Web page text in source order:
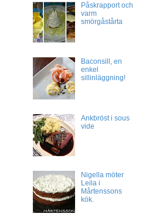
Påskrapport och
varm
smörgåstårta
Baconsill, en
enkel
sillinläggning!
Ankbröst i sous
vide
Nigella möter
Leila i
Mårtenssons
kök.